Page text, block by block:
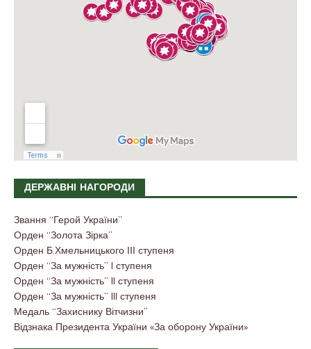
ДЕРЖАВНІ НАГОРОДИ
Звання “Герой України”
Орден “Золота Зірка”
Орден Б.Хмельницького ІІІ ступеня
Орден “За мужність” I ступеня
Орден “За мужність” II ступеня
Орден “За мужність” III ступеня
Медаль “Захиснику Вітчизни”
Відзнака Президента України «За оборону України»